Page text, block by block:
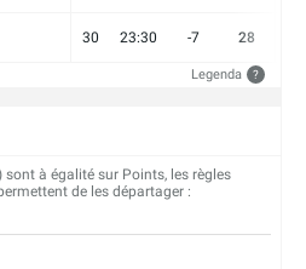
30 23:30 -7 28
Legenda ?
à égalité sur Points, les règles
de les départager :